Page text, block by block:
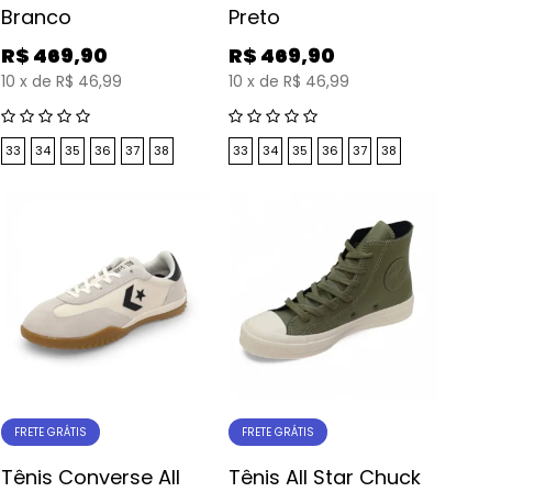
Branco
R$ 469,90
10 x de R$ 46,99
33 34 35 36 37 38
Preto
R$ 469,90
10 x de R$ 46,99
33 34 35 36 37 38
FRETE GRÁTIS
Tênis Converse All
FRETE GRÁTIS
Tênis All Star Chuck